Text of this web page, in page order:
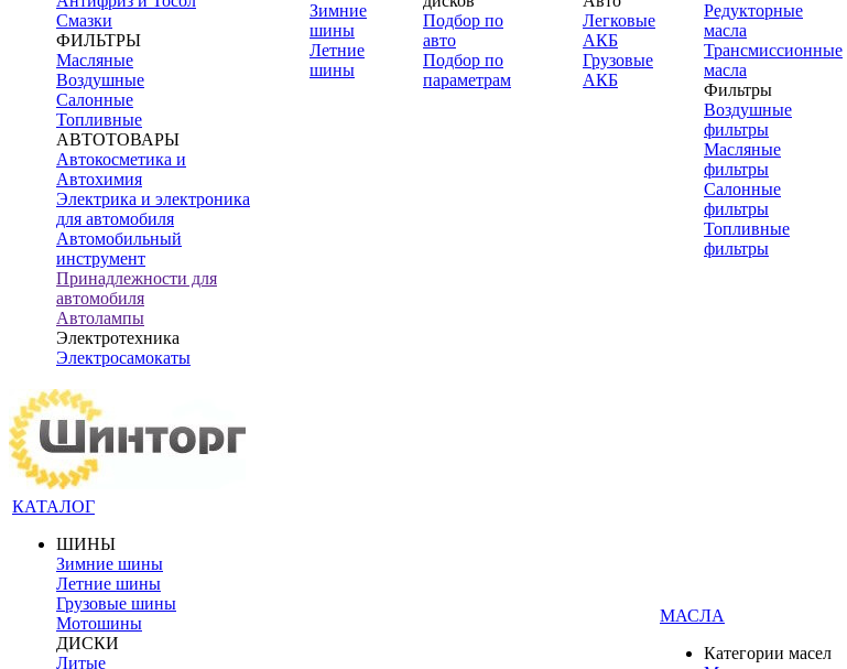
Смазки
ФИЛЬТРЫ
Масляные
Воздушные
Салонные
Топливные
АВТОТОВАРЫ
Автокосметика и
Автохимия
Электрика и электроника
для автомобиля
Автомобильный
инструмент
Принадлежности для
автомобиля
Автолампы
Электротехника
Электросамокаты
Зимние
шины
Летние
шины
Подбор по
авто
Подбор по
параметрам
Легковые
АКБ
Грузовые
АКБ
Редукторные
масла
Трансмиссионные
масла
Фильтры
Воздушные
фильтры
Масляные
фильтры
Салонные
фильтры
Топливные
фильтры
КАТАЛОГ
ШИНЫ
Зимние шины
Летние шины
Грузовые шины
Мотошины
ДИСКИ
Литые
МАСЛА
Категории масел